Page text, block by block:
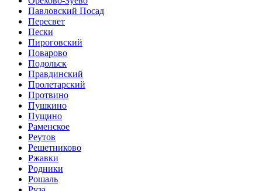
Павловский Посад
Пересвет
Пески
Пироговский
Поварово
Подольск
Правдинский
Пролетарский
Протвино
Пушкино
Пущино
Раменское
Реутов
Решетниково
Ржавки
Родники
Рошаль